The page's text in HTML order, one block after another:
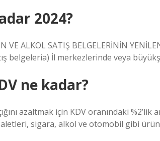
2024?
VE ALKOL SATIŞ BELGELERİNİN
belgeleria) İl merkezlerinde veya
ne kadar?
azaltmak için KDV oranındaki
sigara, alkol ve otomobil gibi